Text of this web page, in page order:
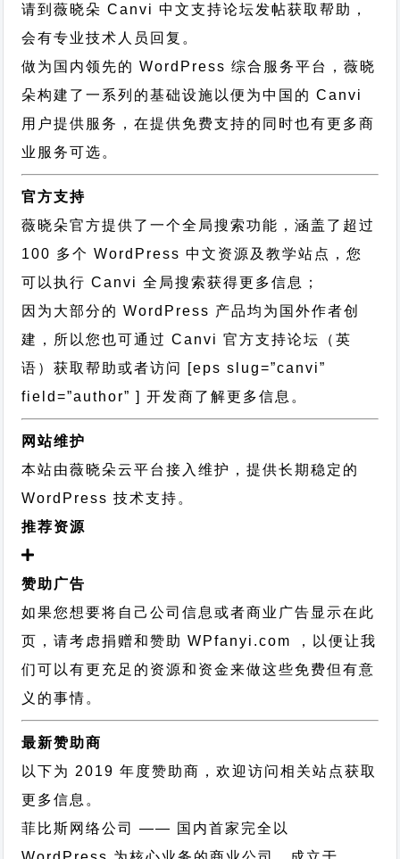
请到薇晓朵 Canvi 中文支持论坛发帖获取帮助，
会有专业技术人员回复。
做为国内领先的 WordPress 综合服务平台，薇晓
朵构建了一系列的基础设施以便为中国的 Canvi
用户提供服务，在提供免费支持的同时也有更多商
业服务可选。
官方支持
薇晓朵官方提供了一个全局搜索功能，涵盖了超过
100 多个 WordPress 中文资源及教学站点，您
可以执行 Canvi 全局搜索获得更多信息；
因为大部分的 WordPress 产品均为国外作者创
建，所以您也可通过Canvi 官方支持论坛
（英
语）获取帮助或者访问 [eps slug=”canvi”
field=”author” ] 开发商了解更多信息。
网站维护
本站由薇晓朵云平台接入维护，提供长期稳定的
WordPress 技术支持 。
推荐资源
赞助广告
如果您想要将自己公司信息或者商业广告显示在此
页，请考虑捐赠和赞助 WPfanyi.com ，以便让我
们可以有更充足的资源和资金来做这些免费但有意
义的事情。
最新赞助商
以下为 2019 年度赞助商，欢迎访问相关站点获取
更多信息。
菲比斯网络公司
—— 国内首家完全以